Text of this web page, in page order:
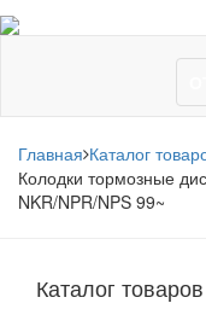
Главная Каталог
Колодки тормозные
NKR/NPR/NPS 99~
Каталог товаров